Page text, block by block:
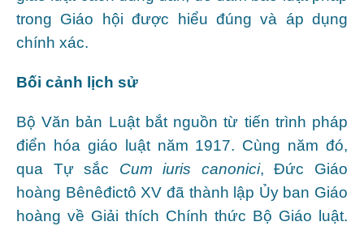
trong Giáo hội được hiểu đúng và áp dụng
chính xác.
Bối cảnh lịch sử
Bộ Văn bản Luật bắt nguồn từ tiến trình pháp
điển hóa giáo luật năm 1917. Cùng năm đó,
qua Tự sắc Cum iuris canonici, Đức Giáo
hoàng Bênêđictô XV đã thành lập Ủy ban Giáo
hoàng về Giải thích Chính thức Bộ Giáo luật.